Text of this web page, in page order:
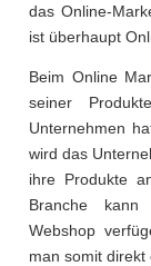
das Online-
ist überhaupt
Beim Online
seiner
Unternehmen
wird das
ihre Produkte
Branche
Webshop
man somit direkt